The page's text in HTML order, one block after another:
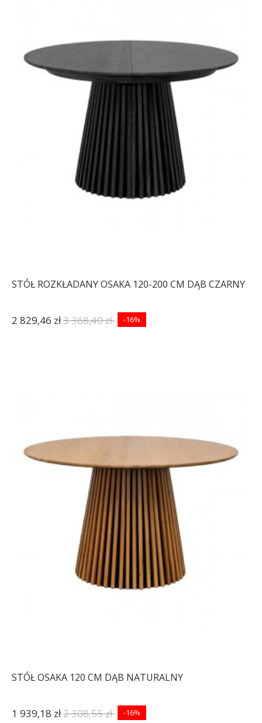
STÓŁ ROZKŁADANY OSAKA 120-200 CM DĄB CZARNY
2 829,46 zł3 368,40 zł -16%
STÓŁ OSAKA 120 CM DĄB NATURALNY
1 939,18 zł2 308,55 zł -16%